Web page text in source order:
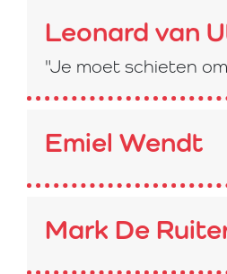
Leonard van
"Je moet schieten
Emiel Wendt
Mark De